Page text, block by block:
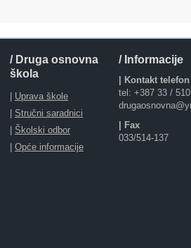
/ Druga osnovna
škola
| Uprava škole
| Stručni saradnici
| Školski odbor
| Opće informacije
/ Informacije
| Kontakt telefon
tel: +387 33 /
| Fax
033/514-137